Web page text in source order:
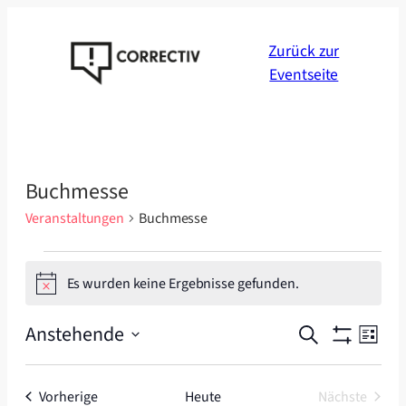
Zurück zur
Eventseite
Buchmesse
Veranstaltungen Buchmesse
Veranstaltungen
HinweisEs wurden keine Ergebnisse gefunden.
Suche
und
Suche Liste
Anstehende
Datum
VorherigeVeranstaltungenHeute
Nächste